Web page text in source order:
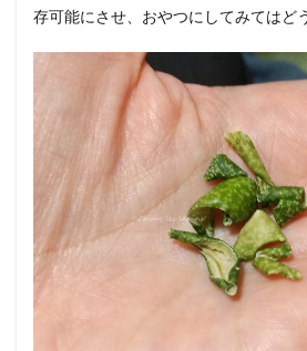
存可能にさせ、おやつにしてみてはど